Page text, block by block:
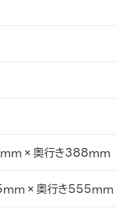
奥行き388mm
奥行き555mm